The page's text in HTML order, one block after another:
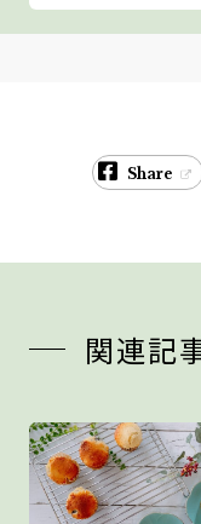
Share
関連記